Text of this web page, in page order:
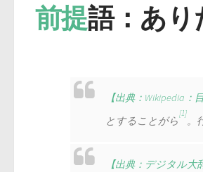
前提語：あり
【出典：Wikipedia：
とすることがら
[1]
。
【出典：デジタル大